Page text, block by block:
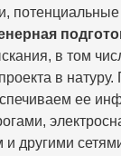
потенциальные
в том
в
ее
другими